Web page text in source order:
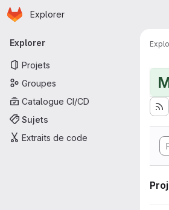
Passer au contenu principal
Page d'accueil
Explorer
Navigation principale
Explorer
Projets
Groupes
Catalogue CI/CD
Sujets
Extraits de code